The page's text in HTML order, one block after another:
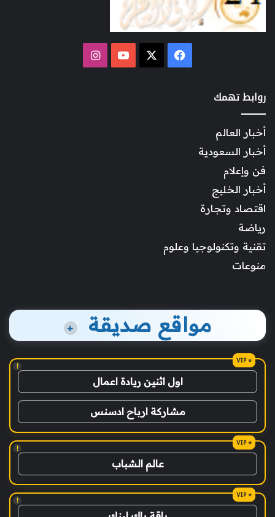
فيسبوك ‫YouTubeانستقرام
روابط تهمك
أخبار العالم
أخبار السعودية
فن وإعلام
أخبار الخليج
اقتصاد وتجارة
رياضة
تقنية وتكنولوجيا وعلوم
منوعات
مواقع صديقة +
!
اول اثنين ريادة اعمال
مشاركة ارباح ادسنس
!
عالم الشباب
!